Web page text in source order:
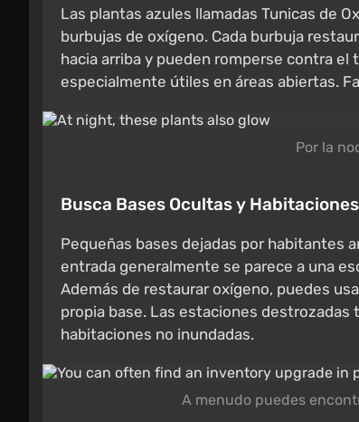
Las plantas azules llamadas Tunicas de
burbujas de oxígeno. Cada burbuja
hacia arriba y pueden romperse contra
especialmente útiles en áreas abiertas.
Por la
Busca Bases Ocultas y
Pequeñas bases dejadas por habitantes
entrada generalmente se parece a una
Además de restaurar oxígeno, puedes
propia base. Las estaciones
habitaciones no inundadas.
A menudo puedes